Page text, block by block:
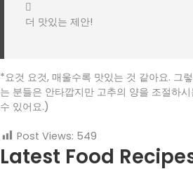
더 맛있는 제안!
*요것 요것, 매울수록 맛있는 것 같아요. 그
는 분들은 안타깝지만 고추의 양을 조절하
수 있어요.)
Post Views: 549
Latest Food